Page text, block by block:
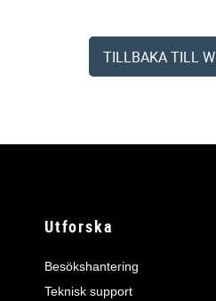
TILLBAKA TILL
Utforska
Besökshantering
Teknisk support